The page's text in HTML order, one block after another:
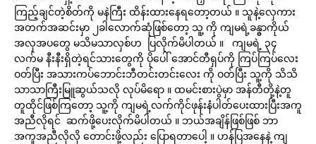
ကြည့်ချင်တဲ့စိတ်ကို မနဲကြီး ထိန်းထားနေရတော့တယ် ။ သူနဲ့လှေကား
အတက်အဆင်းမှာ ၂ခါလောက်ဆုံဖြစ်တော့ သူ့ ကို ကျမရဲ့ခန္ဓာကိုယ်
အလှအပတွေ မသိမသာလှစ်ဟ ပြလိုက်မိပါတယ် ။ ကျမရဲ့ ၃၄
လက်မ နီးနီးရှိတဲ့ရင်သားတွေကို ပိုပေါ် အောင်တီရှပ်ကို ကြပ်ကြပ်လေး
ဝတ်ပြီး အသားကပ်ဘောင်းဘီတင်းတင်းလေး ကို ဝတ်ပြီး သူ့ကို သိသိ
သာသာကြီးမြူဆွယ်သလို လုပ်မိရော ။ ထမင်းစားပွဲမှာ အန်တီတို့နဲ့တူ
တူထိုင်ဖြစ်ကြတော့ သူ့ကို ကျမရဲ့လက်ကိုင်ဖုန်းနံပါတ်ပေးထားပြီးအကူ
အညီလိုရင် ဆက်ဖို့ပေးလိုက်မိပါတယ် ။ ဘယ်အချိန်ဖြစ်ဖြစ် ဘာ
အကူအညီလိုလို တောင်းဖို့လည်း ပြောရတာပေါ့ ။ ဟန်ပြအနေနဲ့ ကျ